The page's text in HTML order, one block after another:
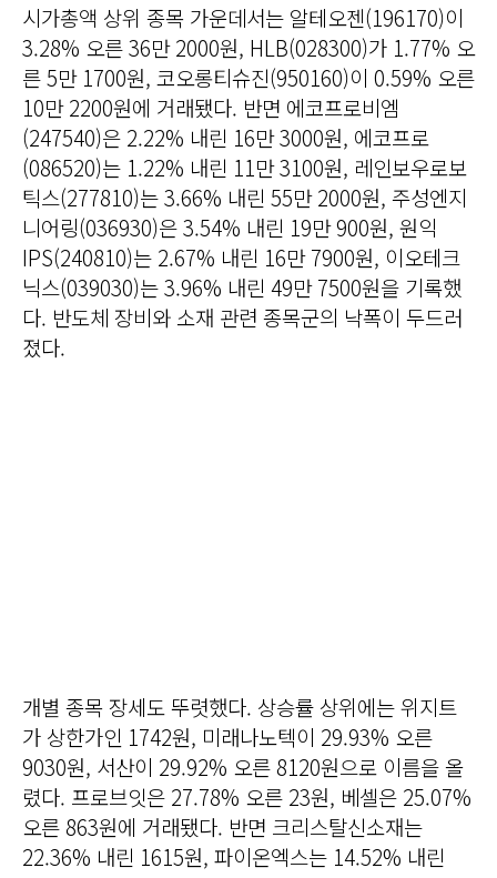
시가총액 상위 종목 가운데서는 알테오젠(196170)이
3.28% 오른 36만 2000원, HLB(028300)가 1.77% 오
른 5만 1700원, 코오롱티슈진(950160)이 0.59% 오른
10만 2200원에 거래됐다. 반면 에코프로비엠
(247540)은 2.22% 내린 16만 3000원, 에코프로
(086520)는 1.22% 내린 11만 3100원, 레인보우로보
틱스(277810)는 3.66% 내린 55만 2000원, 주성엔지
니어링(036930)은 3.54% 내린 19만 900원, 원익
IPS(240810)는 2.67% 내린 16만 7900원, 이오테크
닉스(039030)는 3.96% 내린 49만 7500원을 기록했
다. 반도체 장비와 소재 관련 종목군의 낙폭이 두드러
졌다.
개별 종목 장세도 뚜렷했다. 상승률 상위에는 위지트
가 상한가인 1742원, 미래나노텍이 29.93% 오른
9030원, 서산이 29.92% 오른 8120원으로 이름을 올
렸다. 프로브잇은 27.78% 오른 23원, 베셀은 25.07%
오른 863원에 거래됐다. 반면 크리스탈신소재는
22.36% 내린 1615원, 파이온엑스는 14.52% 내린